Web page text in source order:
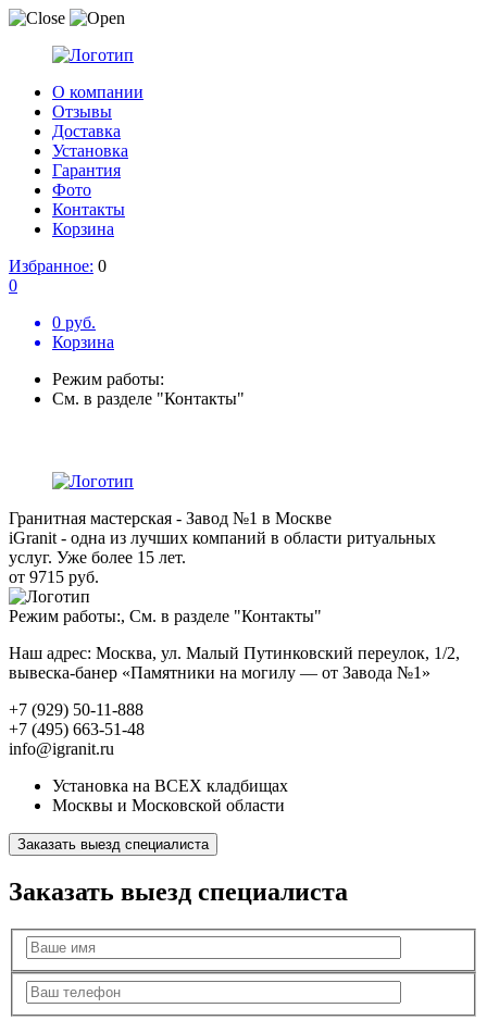
О компании
Отзывы
Доставка
Установка
Гарантия
Фото
Контакты
Корзина
Избранное: 0
0
0 руб.
Корзина
Режим работы:
См. в разделе "Контакты"
Гранитная мастерская - Завод №1 в Москве
iGranit - одна из лучших компаний в области ритуальных
услуг. Уже более 15 лет.
от 9715 руб.
Режим работы:, См. в разделе "Контакты"
Наш адрес: Москва, ул. Малый Путинковский переулок, 1/2,
вывеска-банер «Памятники на могилу — от Завода №1»
+7 (929) 50-11-888
+7 (495) 663-51-48
info@igranit.ru
Установка на ВСЕХ кладбищах
Москвы и Московской области
Заказать выезд специалиста
Заказать выезд специалиста